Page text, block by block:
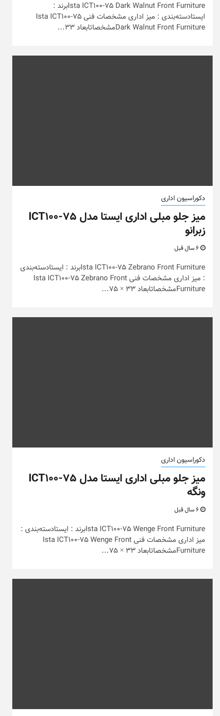
Ista ICT100-75 Dark Walnut Front Furnitureبرند :
ایستادسته‌بندی : میز اداری مشخصات فنی Ista ICT100-75
Dark Walnut Front Furnitureمشخصاتابعاد 33...
دکوراسیون اداری
میز جلو مبلی اداری ایستا مدل ICT100-75
زبرانو
Ista ICT100-75 Zebrano Front Furnitureبرند : ایستادسته‌بندی
: میز اداری مشخصات فنی Ista ICT100-75 Zebrano Front
Furnitureمشخصاتابعاد 33 × 75...
دکوراسیون اداری
میز جلو مبلی اداری ایستا مدل ICT100-75
ونگه
Ista ICT100-75 Wenge Front Furnitureبرند : ایستادسته‌بندی :
میز اداری مشخصات فنی Ista ICT100-75 Wenge Front
Furnitureمشخصاتابعاد 33 × 75...